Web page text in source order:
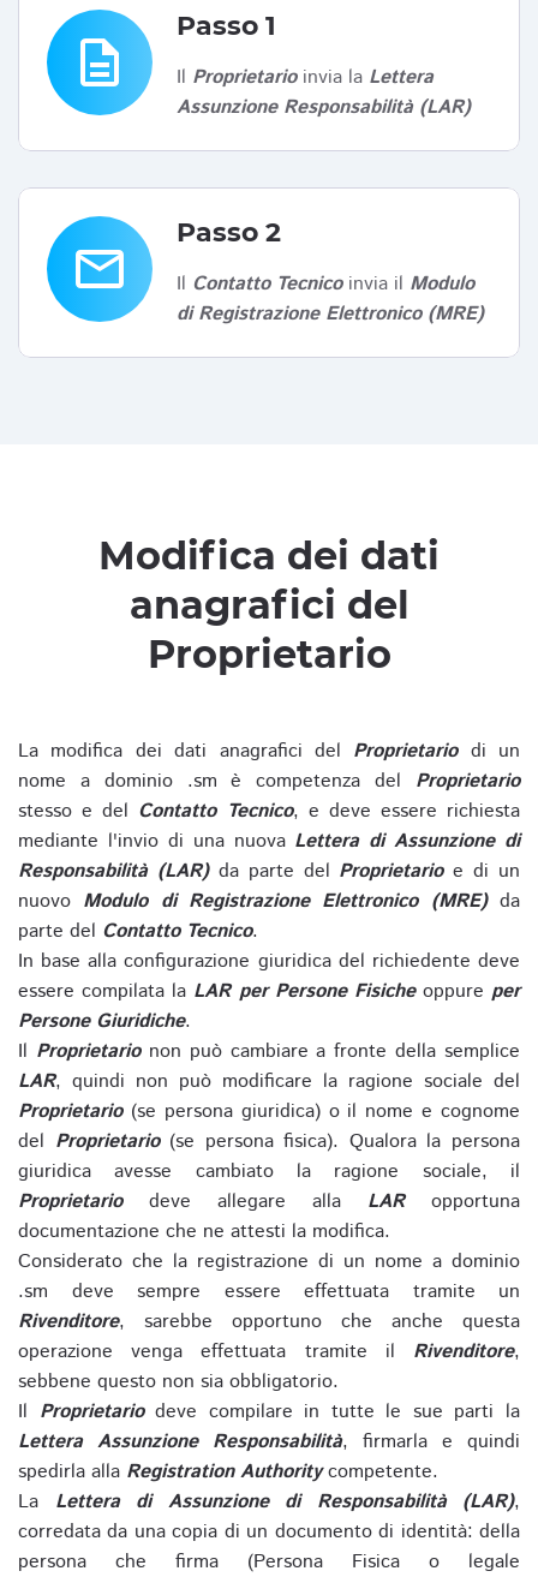
description
Passo 1
Il Proprietarioinvia la Lettera
Assunzione Responsabilità (LAR)
email
Passo 2
Il Contatto Tecnicoinvia il Modulo
di Registrazione Elettronico (MRE)
Modifica dei dati
anagrafici del
Proprietario
La modifica dei dati anagrafici del Proprietariodi un
nome a dominio .sm è competenza del Proprietario
stesso e del Contatto Tecnico, e deve essere richiesta
mediante l'invio di una nuova Lettera di Assunzione di
Responsabilità (LAR)da parte del Proprietarioe di un
nuovo Modulo di Registrazione Elettronico (MRE)da
parte del Contatto Tecnico.
In base alla configurazione giuridica del richiedente deve
essere compilata la LAR per Persone Fisicheoppure per
Persone Giuridiche.
Il Proprietarionon può cambiare a fronte della semplice
LAR, quindi non può modificare la ragione sociale del
Proprietario(se persona giuridica) o il nome e cognome
del Proprietario(se persona fisica). Qualora la persona
giuridica avesse cambiato la ragione sociale, il
Proprietariodeve allegare alla LARopportuna
documentazione che ne attesti la modifica.
Considerato che la registrazione di un nome a dominio
.sm deve sempre essere effettuata tramite un
Rivenditore, sarebbe opportuno che anche questa
operazione venga effettuata tramite il Rivenditore,
sebbene questo non sia obbligatorio.
Il Proprietariodeve compilare in tutte le sue parti la
Lettera Assunzione Responsabilità, firmarla e quindi
spedirla alla Registration Authoritycompetente.
La Lettera di Assunzione di Responsabilità (LAR),
corredata da una copia di un documento di identità: della
persona che firma (Persona Fisica o legale